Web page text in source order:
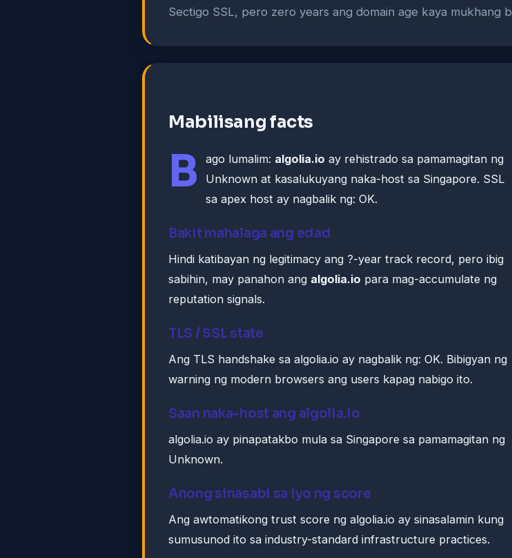
Sectigo SSL, pero zero years ang domain age kaya mukhang
Mabilisang facts
B ago lumalim: algolia.io ay rehistrado sa pamamagitan ng
Unknown at kasalukuyang naka-host sa Singapore. SSL
sa apex host ay nagbalik ng: OK.
Bakit mahalaga ang edad
Hindi katibayan ng legitimacy ang ?-year track record, pero ibig
sabihin, may panahon ang algolia.io para mag-accumulate ng
reputation signals.
TLS / SSL state
Ang TLS handshake sa algolia.io ay nagbalik ng: OK. Bibigyan ng
warning ng modern browsers ang users kapag nabigo ito.
Saan naka-host ang algolia.io
algolia.io ay pinapatakbo mula sa Singapore sa pamamagitan ng
Unknown.
Anong sinasabi sa iyo ng score
Ang awtomatikong trust score ng algolia.io ay sinasalamin kung
sumusunod ito sa industry-standard infrastructure practices.